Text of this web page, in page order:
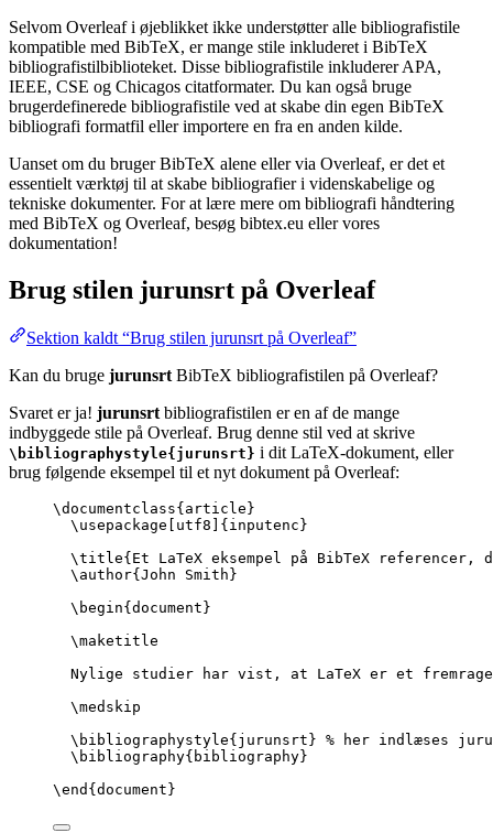
Selvom Overleaf i øjeblikket ikke understøtter alle bibliografistile
kompatible med BibTeX, er mange stile inkluderet i BibTeX
bibliografistilbiblioteket. Disse bibliografistile inkluderer APA,
IEEE, CSE og Chicagos citatformater. Du kan også bruge
brugerdefinerede bibliografistile ved at skabe din egen BibTeX
bibliografi formatfil eller importere en fra en anden kilde.
Uanset om du bruger BibTeX alene eller via Overleaf, er det et
essentielt værktøj til at skabe bibliografier i videnskabelige og
tekniske dokumenter. For at lære mere om bibliografi håndtering
med BibTeX og Overleaf, besøg bibtex.eu eller vores
dokumentation!
Brug stilen jurunsrt på Overleaf
Sektion kaldt “Brug stilen jurunsrt på Overleaf”
Kan du bruge jurunsrtBibTeX bibliografistilen på Overleaf?
Svaret er ja! jurunsrtbibliografistilen er en af de mange
indbyggede stile på Overleaf. Brug denne stil ved at skrive
\bibliographystyle{jurunsrt} i dit LaTeX-dokument, eller
brug følgende eksempel til et nyt dokument på Overleaf:
\documentclass{ article }
\usepackage
utf8 ]{ inputenc }
\title{Et LaTeX eksempel på BibTeX
\author{John Smith}
\begin{ document }
\maketitle
Nylige studier har vist, at LaTeX er et
\medskip
\bibliographystyle{jurunsrt} % her indlæses
\bibliography{bibliography}
\end { document }